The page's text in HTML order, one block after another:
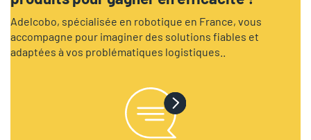
Adelcobo, spécialisée en robotique en France, vous
accompagne pour imaginer des solutions fiables et
adaptées à vos problématiques logistiques..